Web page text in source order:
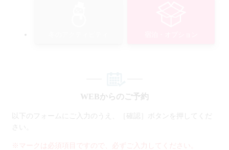
WEBからのご予約
以下のフォームにご入力のうえ、［確認］ボタンを押してくだ
さい。
※マークは必須項目ですので、必ずご入力してください。